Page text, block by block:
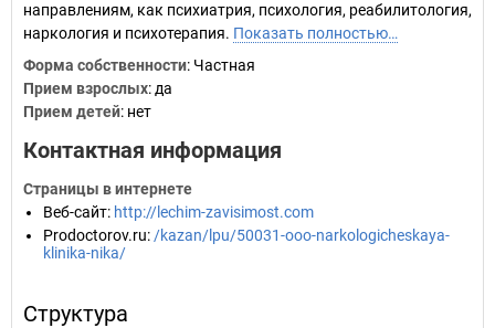
направлениям, как психиатрия, психология, реабилитология,
наркология и психотерапия. Показать полностью…
Форма собственности: Частная
Прием взрослых: да
Прием детей: нет
Контактная информация
Страницы в интернете
Веб-сайт: http://lechim-zavisimost.com
Prodoctorov.ru: /kazan/lpu/50031-ooo-narkologicheskaya-
klinika-nika/
Структура